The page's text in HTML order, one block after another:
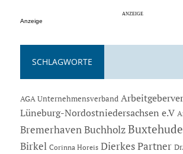
Anzeige
SCHLAGWORTE
AGA Unternehmensverband
Lüneburg-Nordostniedersachsen e.V
Bremerhaven Buchholz Buxtehude
Birkel Corinna Horeis Dierkes Partner